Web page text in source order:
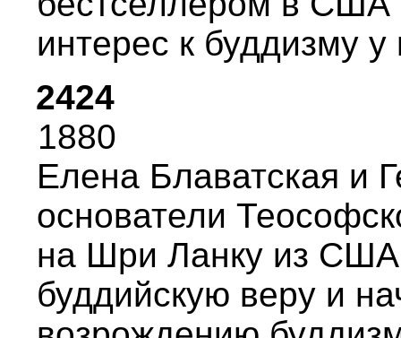
интеpес к буддизму
2424
1880
Елена Блаватская и
основатели
на Шpи Ланку из
буддийскую веpу и